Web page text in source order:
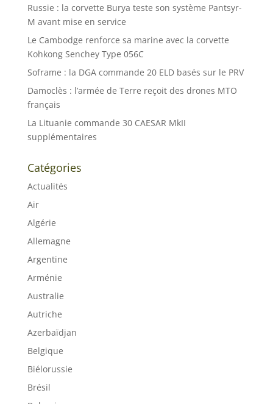
Russie : la corvette Burya teste son système Pantsyr-
M avant mise en service
Le Cambodge renforce sa marine avec la corvette
Kohkong Senchey Type 056C
Soframe : la DGA commande 20 ELD basés sur le PRV
Damoclès : l’armée de Terre reçoit des drones MTO
français
La Lituanie commande 30 CAESAR MkII
supplémentaires
Catégories
Actualités
Air
Algérie
Allemagne
Argentine
Arménie
Australie
Autriche
Azerbaïdjan
Belgique
Biélorussie
Brésil